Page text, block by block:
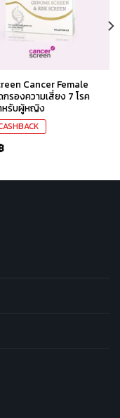
Cancer Female
รองความเสี่ยง 7 โรค
หรับผู้หญิง